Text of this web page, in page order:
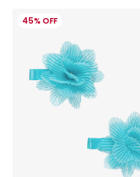
45% OFF